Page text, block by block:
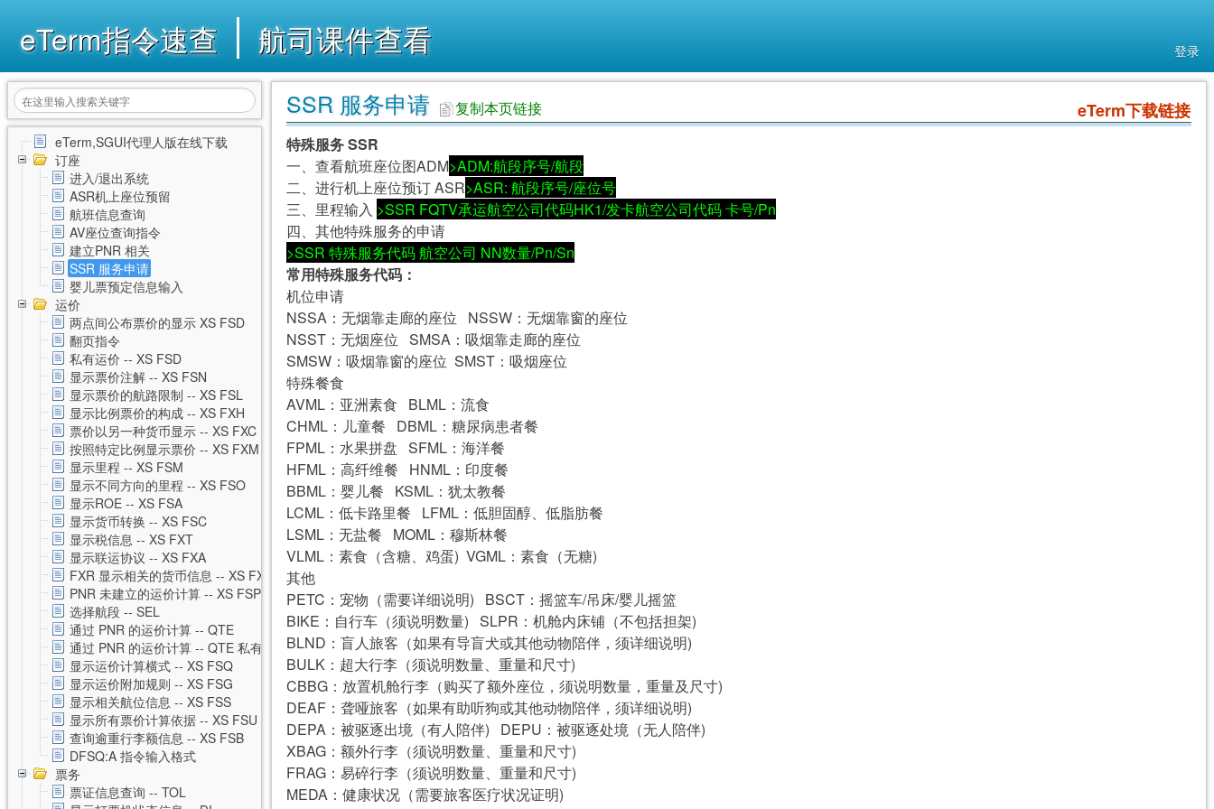
eTerm指令速查 航司课件查看 登录
eTerm,SGUI代理人版在线下载
订座
进入/退出系统
ASR机上座位预留
航班信息查询
AV座位查询指令
建立PNR 相关
SSR 服务申请
婴儿票预定信息输入
运价
两点间公布票价的显示 XS FSD
翻页指令
私有运价 -- XS FSD
显示票价注解 -- XS FSN
显示票价的航路限制 -- XS FSL
显示比例票价的构成 -- XS FXH
票价以另一种货币显示 -- XS FXC
按照特定比例显示票价 -- XS FXM
显示里程 -- XS FSM
显示不同方向的里程 -- XS FSO
显示ROE -- XS FSA
显示货币转换 -- XS FSC
显示税信息 -- XS FXT
显示联运协议 -- XS FXA
FXR 显示相关的货币信息 -- XS FXR
PNR 未建立的运价计算 -- XS FSP
选择航段 -- SEL
通过 PNR 的运价计算 -- QTE
通过 PNR 的运价计算 -- QTE 私有运价
显示运价计算横式 -- XS FSQ
显示运价附加规则 -- XS FSG
显示相关航位信息 -- XS FSS
显示所有票价计算依据 -- XS FSU
查询逾重行李额信息 -- XS FSB
DFSQ:A 指令输入格式
票务
票证信息查询 -- TOL
SSR 服务申请 复制本页链接 eTerm下载链接
特殊服务 SSR
一、查看航班座位图ADM>ADM:航段序号/航段
二、进行机上座位预订 ASR>ASR: 航段序号/座位号
三、里程输入 >SSR FQTV承运航空公司代码HK1/发卡航空公司代码 卡号/Pn
四、其他特殊服务的申请
>SSR 特殊服务代码 航空公司 NN数量/Pn/Sn
常用特殊服务代码：
机位申请
NSSA：无烟靠走廊的座位 NSSW：无烟靠窗的座位
NSST：无烟座位 SMSA：吸烟靠走廊的座位
SMSW：吸烟靠窗的座位 SMST：吸烟座位
特殊餐食
AVML：亚洲素食 BLML：流食
CHML：儿童餐 DBML：糖尿病患者餐
FPML：水果拼盘 SFML：海洋餐
HFML：高纤维餐 HNML：印度餐
BBML：婴儿餐 KSML：犹太教餐
LCML：低卡路里餐 LFML：低胆固醇、低脂肪餐
LSML：无盐餐 MOML：穆斯林餐
VLML：素食（含糖、鸡蛋) VGML：素食（无糖)
其他
PETC：宠物（需要详细说明) BSCT：摇篮车/吊床/婴儿摇篮
BIKE：自行车（须说明数量) SLPR：机舱内床铺（不包括担架)
BLND：盲人旅客（如果有导盲犬或其他动物陪伴，须详细说明)
BULK：超大行李（须说明数量、重量和尺寸)
CBBG：放置机舱行李（购买了额外座位，须说明数量，重量及尺寸)
DEAF：聋哑旅客（如果有助听狗或其他动物陪伴，须详细说明)
DEPA：被驱逐出境（有人陪伴) DEPU：被驱逐处境（无人陪伴)
XBAG：额外行李（须说明数量、重量和尺寸)
FRAG：易碎行李（须说明数量、重量和尺寸)
MEDA：健康状况（需要旅客医疗状况证明)